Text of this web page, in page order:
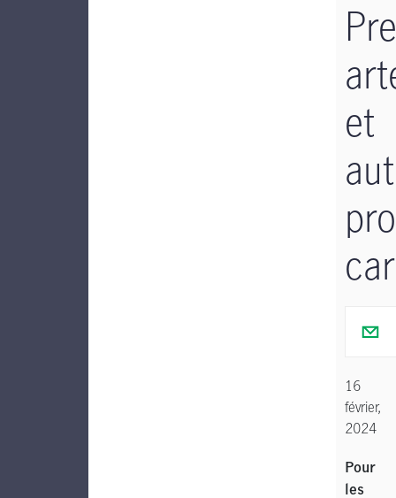
et
16
février,
2024
Pour
les